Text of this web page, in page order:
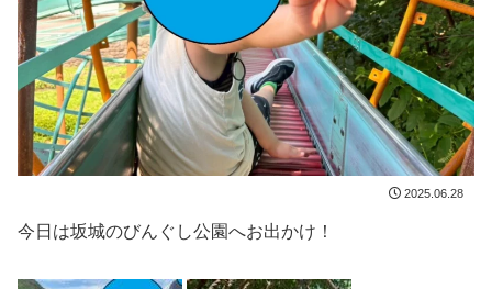
2025.06.28
今日は坂城のびんぐし公園へお出かけ！